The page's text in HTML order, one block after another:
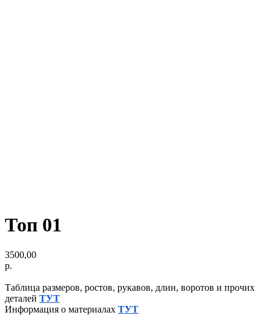
Топ 01
3500,00
р.
Таблица размеров, ростов, рукавов, длин, воротов и прочих
деталей ТУТ
Информация о материалах ТУТ